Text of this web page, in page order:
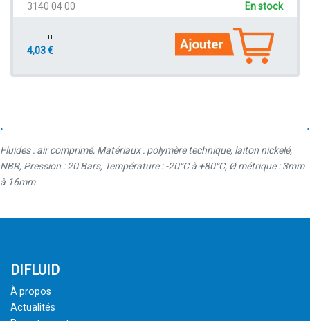
3140 04 00 En stock
HT
4,03 €
Fluides : air comprimé, Matériaux : polymère technique, laiton nickelé,
NBR, Pression : 20 Bars, Température : -20°C à +80°C, Ø métrique : 3mm
à 16mm
DIFLUID
À propos
Actualités